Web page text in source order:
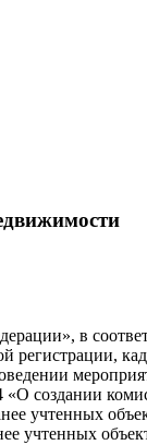
в
создании
учтенных
учтенных